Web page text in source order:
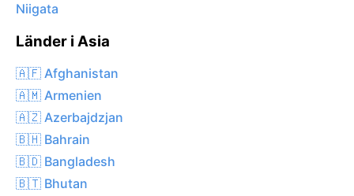
Niigata
Länder i Asia
🇦🇫 Afghanistan
🇦🇲 Armenien
🇦🇿 Azerbajdzjan
🇧🇭 Bahrain
🇧🇩 Bangladesh
🇧🇹 Bhutan